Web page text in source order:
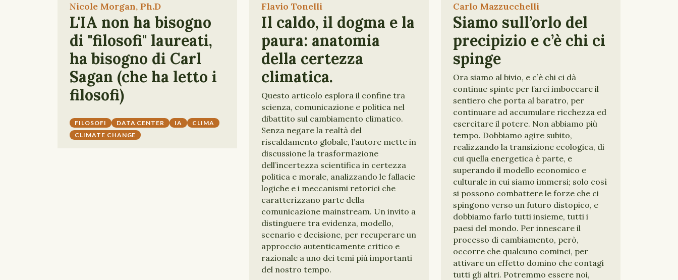
Nicole Morgan, Ph.D
L'IA non ha bisogno
di "filosofi" laureati,
ha bisogno di Carl
Sagan (che ha letto i
filosofi)
FILOSOFI DATA CENTER IA
CLIMA
CLIMATE CHANGE
Flavio Tonelli
Il caldo, il dogma e la
paura: anatomia
della certezza
climatica.
Questo articolo esplora il confine tra
scienza, comunicazione e politica nel
dibattito sul cambiamento climatico.
Senza negare la realtà del
riscaldamento globale, l’autore mette in
discussione la trasformazione
dell’incertezza scientifica in certezza
politica e morale, analizzando le fallacie
logiche e i meccanismi retorici che
caratterizzano parte della
comunicazione mainstream. Un invito a
distinguere tra evidenza, modello,
scenario e decisione, per recuperare un
approccio autenticamente critico e
razionale a uno dei temi più importanti
del nostro tempo.
Carlo Mazzucchelli
Siamo sull’orlo del
precipizio e c’è chi ci
spinge
Ora siamo al bivio, e c’è chi ci dà
continue spinte per farci imboccare il
sentiero che porta al baratro, per
continuare ad accumulare ricchezza ed
esercitare il potere. Non abbiamo più
tempo. Dobbiamo agire subito,
realizzando la transizione ecologica, di
cui quella energetica è parte, e
superando il modello economico e
culturale in cui siamo immersi; solo così
si possono combattere le forze che ci
spingono verso un futuro distopico, e
dobbiamo farlo tutti insieme, tutti i
paesi del mondo. Per innescare il
processo di cambiamento, però,
occorre che qualcuno cominci, per
attivare un effetto domino che contagi
tutti gli altri. Potremmo essere noi,